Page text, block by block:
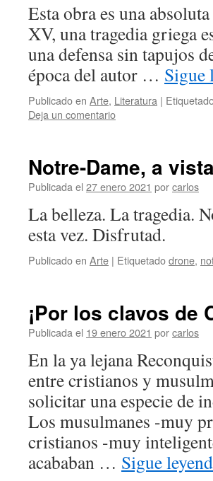
Esta obra es una
XV, una tragedia griega
una defensa sin tapujos
época del autor … Sigue
Publicado en Arte, Literatura |
Deja un comentario
Notre-Dame, a
Publicada el 27 enero 2021 porcarlos
La belleza. La tragedia.
esta vez. Disfrutad.
Publicado en Arte | Etiquetadodrone,
¡Por los clavos de
Publicada el 19 enero 2021 porcarlos
En la ya lejana
entre cristianos y
solicitar una especie de
Los musulmanes -muy
cristianos -muy
acababan … Sigue